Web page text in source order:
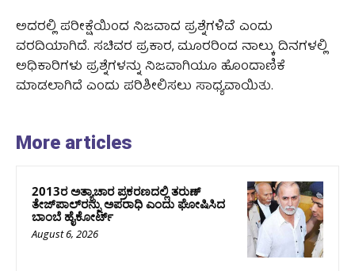
ಅದರಲ್ಲಿ ಪರೀಕ್ಷೆಯಿಂದ ನಿಜವಾದ ಪ್ರಶ್ನೆಗಳಿವೆ ಎಂದು
ವರದಿಯಾಗಿದೆ. ಸಚಿವರ ಪ್ರಕಾರ, ಮೂರರಿಂದ ನಾಲ್ಕು ದಿನಗಳಲ್ಲಿ
ಅಧಿಕಾರಿಗಳು ಪ್ರಶ್ನೆಗಳನ್ನು ನಿಜವಾಗಿಯೂ ಹೊಂದಾಣಿಕೆ
ಮಾಡಲಾಗಿದೆ ಎಂದು ಪರಿಶೀಲಿಸಲು ಸಾಧ್ಯವಾಯಿತು.
More articles
2013ರ ಅತ್ಯಾಚಾರ ಪ್ರಕರಣದಲ್ಲಿ ತರುಣ್
ತೇಜ್‌ಪಾಲ್‌ರನ್ನು ಅಪರಾಧಿ ಎಂದು ಘೋಷಿಸಿದ
ಬಾಂಬೆ ಹೈಕೋರ್ಟ್
August 6, 2026